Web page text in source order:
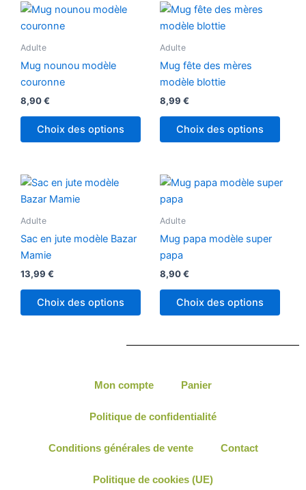
Adulte
Mug nounou modèle
couronne
8,90€
Choix des options
Adulte
Mug fête des mères
modèle blottie
8,99 €
Choix des options
Adulte
Sac en jute modèle Bazar
Mamie
13,99 €
Choix des options
Adulte
Mug papa modèle super
papa
8,90€
Choix des options
Mon compte Panier
Politique de confidentialité
Conditions générales de vente Contact
Politique de cookies (UE)